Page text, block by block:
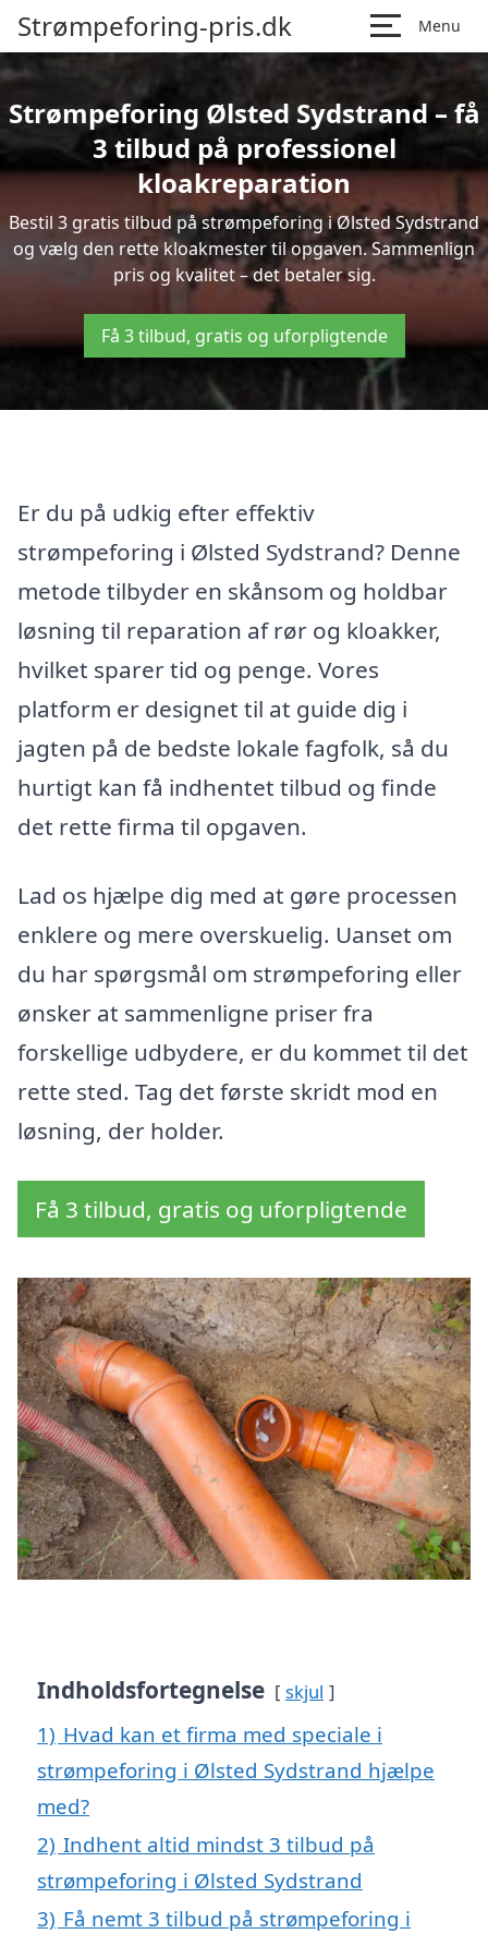
Strømpeforing-pris.dk Menu
Strømpeforing Ølsted Sydstrand – få
3 tilbud på professionel
kloakreparation
Bestil 3 gratis tilbud på strømpeforing i Ølsted Sydstrand
og vælg den rette kloakmester til opgaven. Sammenlign
pris og kvalitet – det betaler sig.
Få 3 tilbud, gratis og uforpligtende
Er du på udkig efter effektiv
strømpeforing i Ølsted Sydstrand? Denne
metode tilbyder en skånsom og holdbar
løsning til reparation af rør og kloakker,
hvilket sparer tid og penge. Vores
platform er designet til at guide dig i
jagten på de bedste lokale fagfolk, så du
hurtigt kan få indhentet tilbud og finde
det rette firma til opgaven.
Lad os hjælpe dig med at gøre processen
enklere og mere overskuelig. Uanset om
du har spørgsmål om strømpeforing eller
ønsker at sammenligne priser fra
forskellige udbydere, er du kommet til det
rette sted. Tag det første skridt mod en
løsning, der holder.
Få 3 tilbud, gratis og uforpligtende
Indholdsfortegnelse skjul
1) Hvad kan et firma med speciale i
strømpeforing i Ølsted Sydstrand hjælpe
med?
2) Indhent altid mindst 3 tilbud på
strømpeforing i Ølsted Sydstrand
3) Få nemt 3 tilbud på strømpeforing i